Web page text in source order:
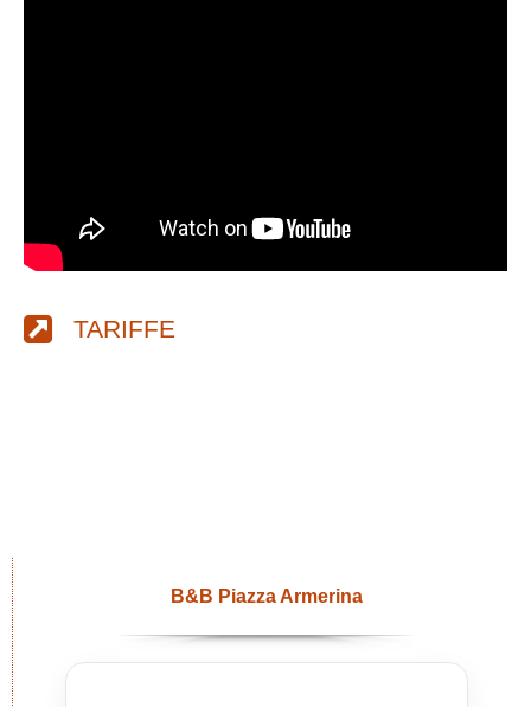
TARIFFE
B&B Piazza Armerina